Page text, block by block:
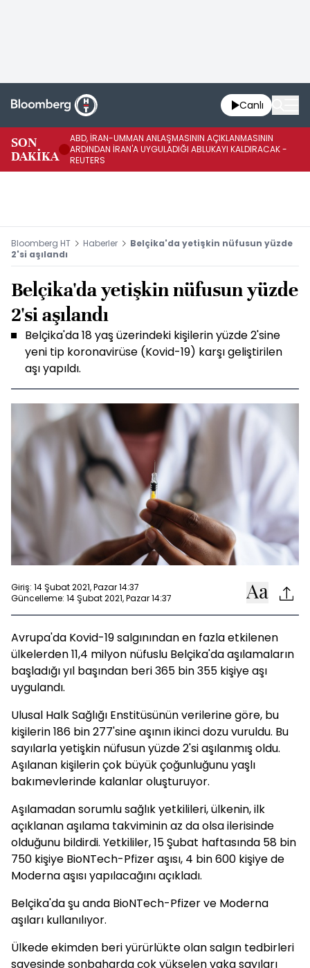
Canlı
SON
DAKİKA
ABD, İRAN-UMMAN ANLAŞMASININ AÇIKLANMASININ
ARDINDAN İRAN'A UYGULADIĞI ABLUKAYI KALDIRACAK -
REUTERS
Bloomberg HT Haberler
Belçika'da yetişkin nüfusun yüzde
2'si aşılandı
Belçika'da yetişkin nüfusun yüzde
2'si aşılandı
Belçika'da 18 yaş üzerindeki kişilerin yüzde 2'sine
yeni tip koronavirüse (Kovid-19) karşı geliştirilen
aşı yapıldı.
Giriş: 14 Şubat 2021, Pazar 14:37
Güncelleme: 14 Şubat 2021, Pazar 14:37
Avrupa'da Kovid-19 salgınından en fazla etkilenen
ülkelerden 11,4 milyon nüfuslu Belçika'da aşılamaların
başladığı yıl başından beri 365 bin 355 kişiye aşı
uygulandı.
Ulusal Halk Sağlığı Enstitüsünün verilerine göre, bu
kişilerin 186 bin 277'sine aşının ikinci dozu vuruldu. Bu
sayılarla yetişkin nüfusun yüzde 2'si aşılanmış oldu.
Aşılanan kişilerin çok büyük çoğunluğunu yaşlı
bakımevlerinde kalanlar oluşturuyor.
Aşılamadan sorumlu sağlık yetkilileri, ülkenin, ilk
açıklanan aşılama takviminin az da olsa ilerisinde
olduğunu bildirdi. Yetkililer, 15 Şubat haftasında 58 bin
750 kişiye BioNTech-Pfizer aşısı, 4 bin 600 kişiye de
Moderna aşısı yapılacağını açıkladı.
Belçika'da şu anda BioNTech-Pfizer ve Moderna
aşıları kullanılıyor.
Ülkede ekimden beri yürürlükte olan salgın tedbirleri
sayesinde sonbaharda çok yükselen vaka sayıları